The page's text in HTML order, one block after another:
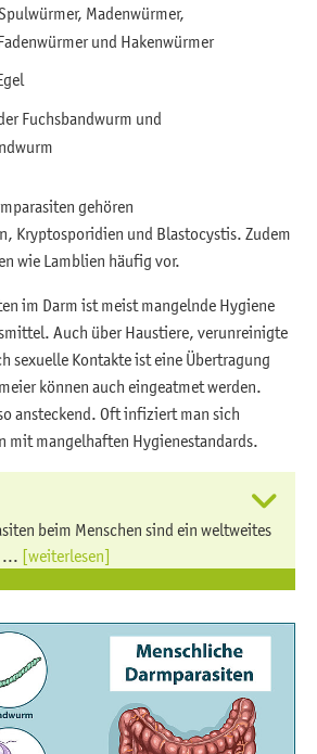
Madenwürmer,
und Hakenwürmer
Fuchsbandwurm und
gehören
Kryptosporidien und Blastocystis. Zudem
wie Lamblien häufig vor.
im Darm ist meist mangelnde Hygiene
Auch über Haustiere, verunreinigte
sexuelle Kontakte ist eine Übertragung
können auch eingeatmet werden.
ansteckend. Oft infiziert man sich
mit mangelhaften Hygienestandards.
beim Menschen sind ein weltweites
... [weiterlesen]